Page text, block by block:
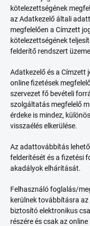
kötelezettségének
az Adatkezelő általi
megfelelően a Címzett
kötelezettségének
felderítő rendszert
Adatkezelő és a Címzett
online fizetések
szervezet fő bevételi
szolgáltatás megfelelő
érdeke is mindez,
visszaélés elkerülése.
Az adattovábbítás
felderítését és a fizetési
akadályok elhárítását.
Felhasználó foglalás/
kerülnek továbbításra
biztosító elektronikus
részére és csak az